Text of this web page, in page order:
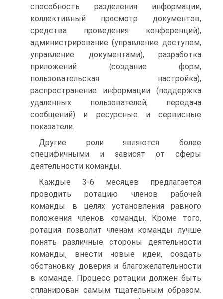
способность разделения информации,
коллективный просмотр документов,
средства проведения конференций),
администрирование (управление доступом,
управление документами), разработка
приложений (создание форм,
пользовательская настройка),
распространение информации (поддержка
удаленных пользователей, передача
сообщений) и ресурсные и сервисные
показатели.
Другие роли являются более
специфичными и зависят от сферы
деятельности команды.
Каждые 3-6 месяцев предлагается
проводить ротацию членов рабочей
команды в целях установления равного
положения членов команды. Кроме того,
ротация позволит членам команды лучше
понять различные стороны деятельности
команды, внести новые идеи, создать
обстановку доверия и благожелательности
в команде. Процесс ротации должен быть
спланирован самым тщательным образом.